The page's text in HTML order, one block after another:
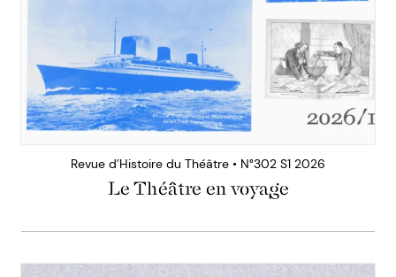
Revue d’Histoire du Théâtre • N°302 S1 2026
Le Théâtre en voyage